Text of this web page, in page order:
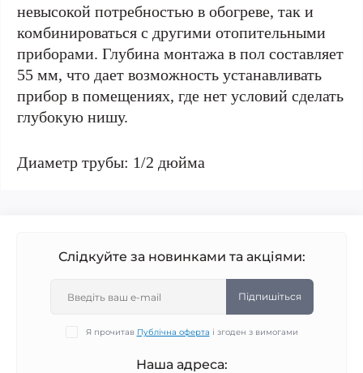
невысокой потребностью в обогреве, так и
комбинироваться с другими отопительными
приборами. Глубина монтажа в пол составляет
55 мм, что дает возможность устанавливать
прибор в помещениях, где нет условий сделать
глубокую нишу.
Диаметр трубы: 1/2 дюйма
Слідкуйте за новинками та акціями:
Підпишіться
Я прочитав Публічна оферта і згоден з вимогами
Наша адреса: